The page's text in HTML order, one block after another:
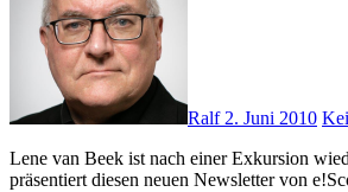
Ralf2. Juni 2010
Lene van Beek ist nach einer Exkursion wieder im Lande und
präsentiert diesen neuen Newsletter von